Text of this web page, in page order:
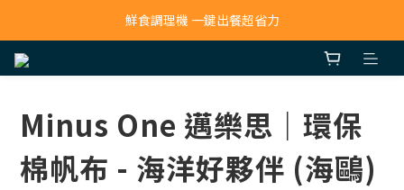
寵物吸毛機 吸毛清淨抗敏一次搞定
鮮食調理機 一鍵出餐超省力
Minus One 邁樂思｜環保
棉帆布 - 海洋好夥伴 (海鷗)